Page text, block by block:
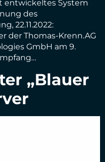
entwickeltes System
des
22.11.2022:
der Thomas-Krenn.AG
GmbH am 9.
„Blauer